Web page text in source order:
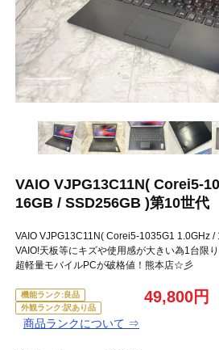
VAIO VJPG13C11N( Corei5-
16GB / SSD256GB )第10世代
VAIO VJPG13C11N( Corei5-1035G1 1.0GHz
VAIO!天板等にキズや使用感が大きい為1台限
超軽量モバイルPCが破格値！熊本店☆彡
機能ランク:良品
外観ランク:訳あり品
商品ランクについて ⇒
49,800円